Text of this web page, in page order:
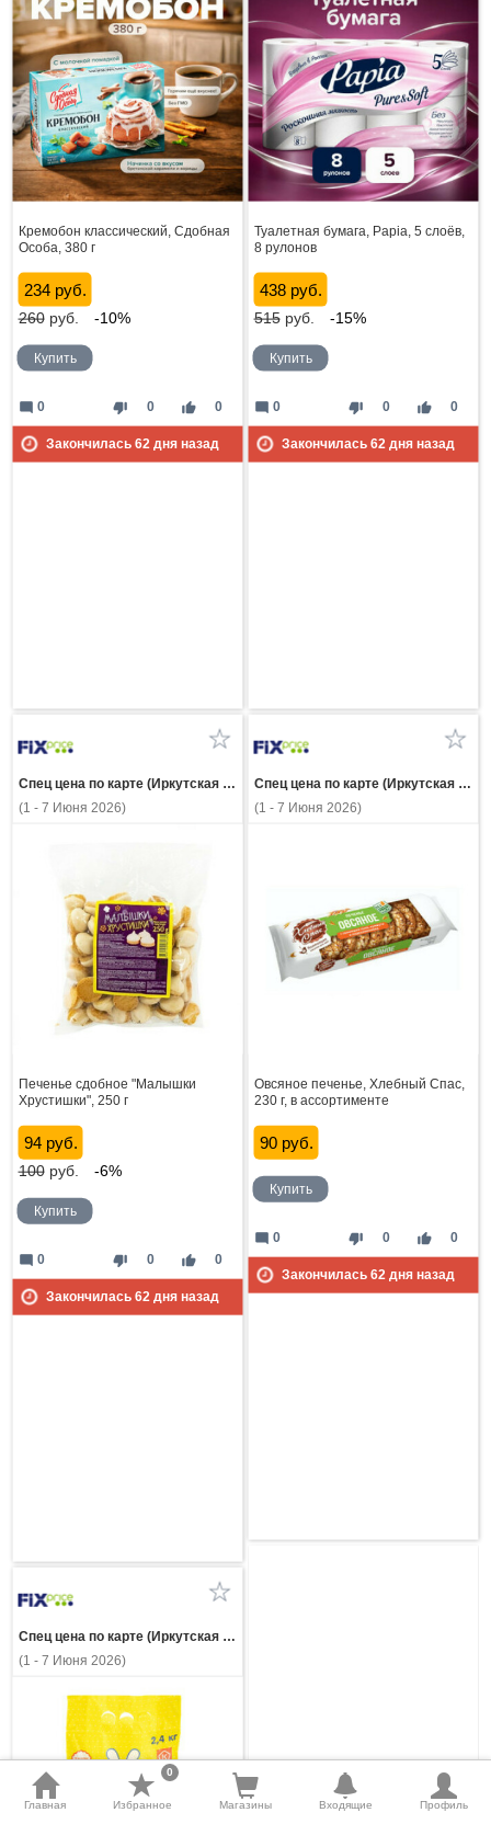
Кремобон классический, Сдобная
Особа, 380 г
234 руб.
260руб. -10%
Купить
thumb_down 0 thumb_up 0
mode_comment 0
Закончилась 62 дня назад
Туалетная бумага, Papia, 5 слоёв,
8 рулонов
438 руб.
515руб. -15%
Купить
thumb_down 0 thumb_up 0
mode_comment 0
Закончилась 62 дня назад
Спец цена по карте (Иркутская область)
(1 - 7 Июня 2026)
Печенье сдобное "Малышки
Хрустишки", 250 г
94 руб.
100руб. -6%
Купить
thumb_down 0 thumb_up 0
mode_comment 0
Закончилась 62 дня назад
Спец цена по карте (Иркутская область)
(1 - 7 Июня 2026)
Овсяное печенье, Хлебный Спас,
230 г, в ассортименте
90 руб.
Купить
thumb_down 0 thumb_up 0
mode_comment 0
Закончилась 62 дня назад
Спец цена по карте (Иркутская область)
(1 - 7 Июня 2026)
Главная Избранное
0
Магазины Входящие Профиль